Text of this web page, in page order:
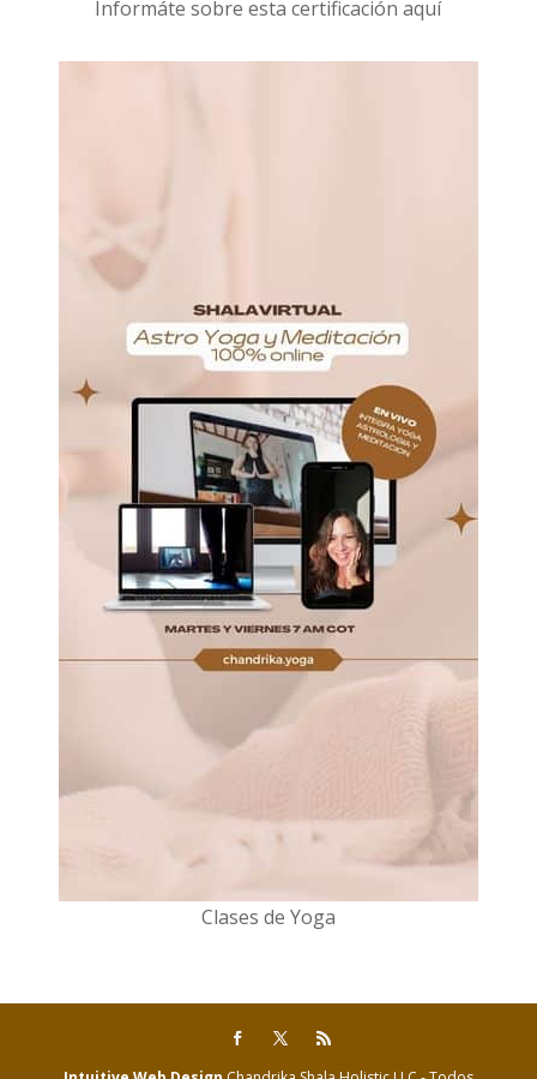
Informáte sobre esta certificación aquí
Clases de Yoga